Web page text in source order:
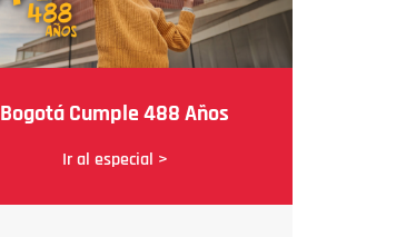
Bogotá Cumple 488 Años
Ir al especial >